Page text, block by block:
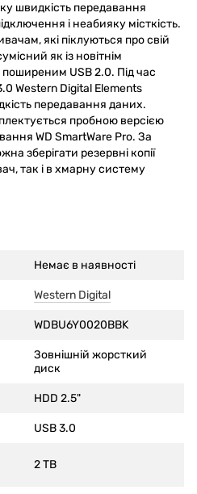
швидкість передавання
і неабияку місткість.
які піклуються про свій
як із новітнім
поширеним USB 2.0. Під час
Western Digital Elements
передавання даних.
пробною версією
WD SmartWare Pro. За
зберігати резервні копії
так і в хмарну систему
Немає в наявності
Western Digital
WDBU6Y0020BBK
Зовнішній жорсткий
диск
HDD 2.5"
USB 3.0
2 TB